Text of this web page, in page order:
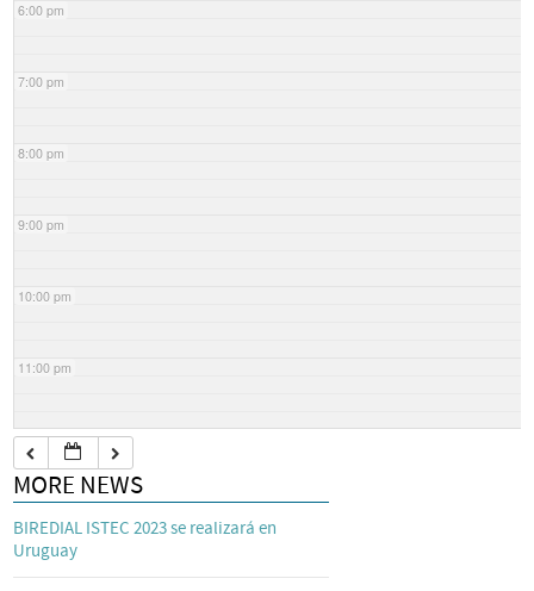
6:00 pm
7:00 pm
8:00 pm
9:00 pm
10:00 pm
11:00 pm
MORE NEWS
BIREDIAL ISTEC 2023 se realizará en
Uruguay